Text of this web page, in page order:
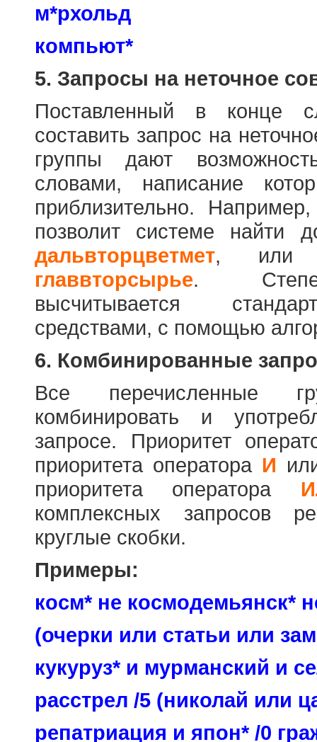
м*рхольд
компьют*
5. Запросы на неточное
Поставленный в конце
составить запрос на
группы дают
словами, написание
приблизительно.
позволит системе найти
дальвторцветмет,
главвторсырье.
высчитывается
средствами, с помощью
6. Комбинированные
Все перечисленные
комбинировать и
запросе. Приоритет
приоритета оператора И
приоритета оператора
комплексных запросов
круглые скобки.
Примеры:
косм* не космодемьянск*
(очерки или статьи или
кукуруз* и мурманский и
расстрел /5 (николай или
репатриация и япон* /0